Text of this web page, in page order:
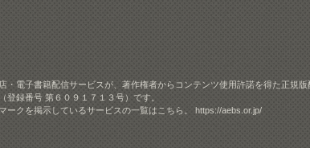
・電子書籍配信サービスが、著作権者からコンテンツ使用許諾を得た正規
登録番号 第６０９１７１３号）です。
ークを掲示しているサービスの一覧はこちら。https://aebs.or.jp/